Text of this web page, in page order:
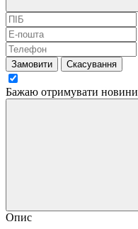
Замовити Скасування
Бажаю отримувати новини
Опис